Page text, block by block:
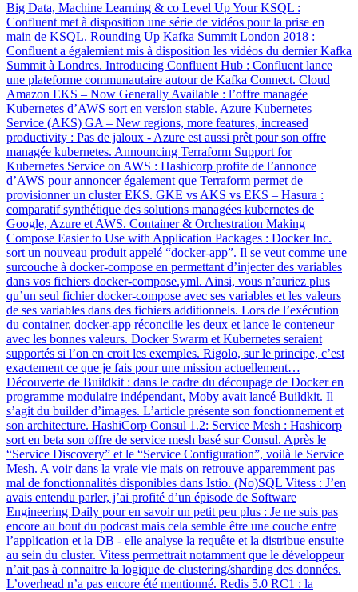
Big Data, Machine Learning & co Level Up Your KSQL :
Confluent met à disposition une série de vidéos pour la prise en
main de KSQL. Rounding Up Kafka Summit London 2018 :
Confluent a égalemient mis à disposition les vidéos du dernier Kafka
Summit à Londres. Introducing Confluent Hub : Confluent lance
une plateforme communautaire autour de Kafka Connect. Cloud
Amazon EKS – Now Generally Available : l’offre managée
Kubernetes d’AWS sort en version stable. Azure Kubernetes
Service (AKS) GA – New regions, more features, increased
productivity : Pas de jaloux - Azure est aussi prêt pour son offre
managée kubernetes. Announcing Terraform Support for
Kubernetes Service on AWS : Hashicorp profite de l’annonce
d’AWS pour annoncer également que Terraform permet de
provisionner un cluster EKS. GKE vs AKS vs EKS – Hasura :
comparatif synthétique des solutions managées kubernetes de
Google, Azure et AWS. Container & Orchestration Making
Compose Easier to Use with Application Packages : Docker Inc.
sort un nouveau produit appelé “docker-app”. Il se veut comme une
surcouche à docker-compose en permettant d’injecter des variables
dans vos fichiers docker-compose.yml. Ainsi, vous n’auriez plus
qu’un seul fichier docker-compose avec ses variables et les valeurs
de ses variables dans des fichiers additionnels. Lors de l’exécution
du container, docker-app réconcilie les deux et lance le conteneur
avec les bonnes valeurs. Docker Swarm et Kubernetes seraient
supportés si l’on en croit les exemples. Rigolo, sur le principe, c’est
exactement ce que je fais pour une mission actuellement…
Découverte de Buildkit : dans le cadre du découpage de Docker en
programme modulaire indépendant, Moby avait lancé Buildkit. Il
s’agit du builder d’images. L’article présente son fonctionnement et
son architecture. HashiCorp Consul 1.2: Service Mesh : Hashicorp
sort en beta son offre de service mesh basé sur Consul. Après le
“Service Discovery” et le “Service Configuration”, voilà le Service
Mesh. A voir dans la vraie vie mais on retrouve apparemment pas
mal de fonctionnalités disponibles dans Istio. (No)SQL Vitess : J’en
avais entendu parler, j’ai profité d’un épisode de Software
Engineering Daily pour en savoir un petit peu plus : Je ne suis pas
encore au bout du podcast mais cela semble être une couche entre
l’application et la DB - elle analyse la requête et la distribue ensuite
au sein du cluster. Vitess permettrait notamment que le développeur
n’ait pas à connaitre la logique de clustering/sharding des données.
L’overhead n’a pas encore été mentionné. Redis 5.0 RC1 : la